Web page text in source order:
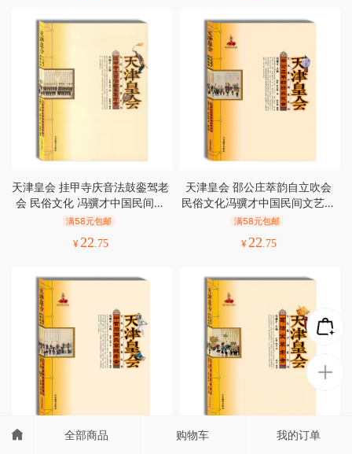
天津皇会 挂甲寺庆音法鼓銮驾老
会 民俗文化 冯骥才中国民间文
艺最高奖 山花奖
满58元包邮
¥22.75
天津皇会 邵公庄萃韵自立吹会
民俗文化冯骥才中国民间文艺最
高奖 山花奖
满58元包邮
¥22.75
天津皇会 中营后同乐高跷老会民
天津皇会 葛沽宝辇老会 民俗文
全部商品 购物车 我的订单